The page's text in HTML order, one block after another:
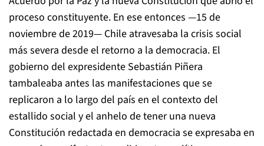
proceso constituyente. En ese entonces —15 de
noviembre de 2019— Chile atravesaba la crisis social
más severa desde el retorno a la democracia. El
gobierno del expresidente Sebastián Piñera
tambaleaba antes las manifestaciones que se
replicaron a lo largo del país en el contexto del
estallido social y el anhelo de tener una nueva
Constitución redactada en democracia se expresaba en